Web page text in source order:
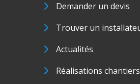
Demander un devis
Trouver un
Actualités
Réalisations chantiers